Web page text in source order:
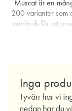
Muscat är en
200 varianter som
används för att
torra och
igenkännbara,
stilarna är den
Inga
Tyvärr har vi
nedan har du